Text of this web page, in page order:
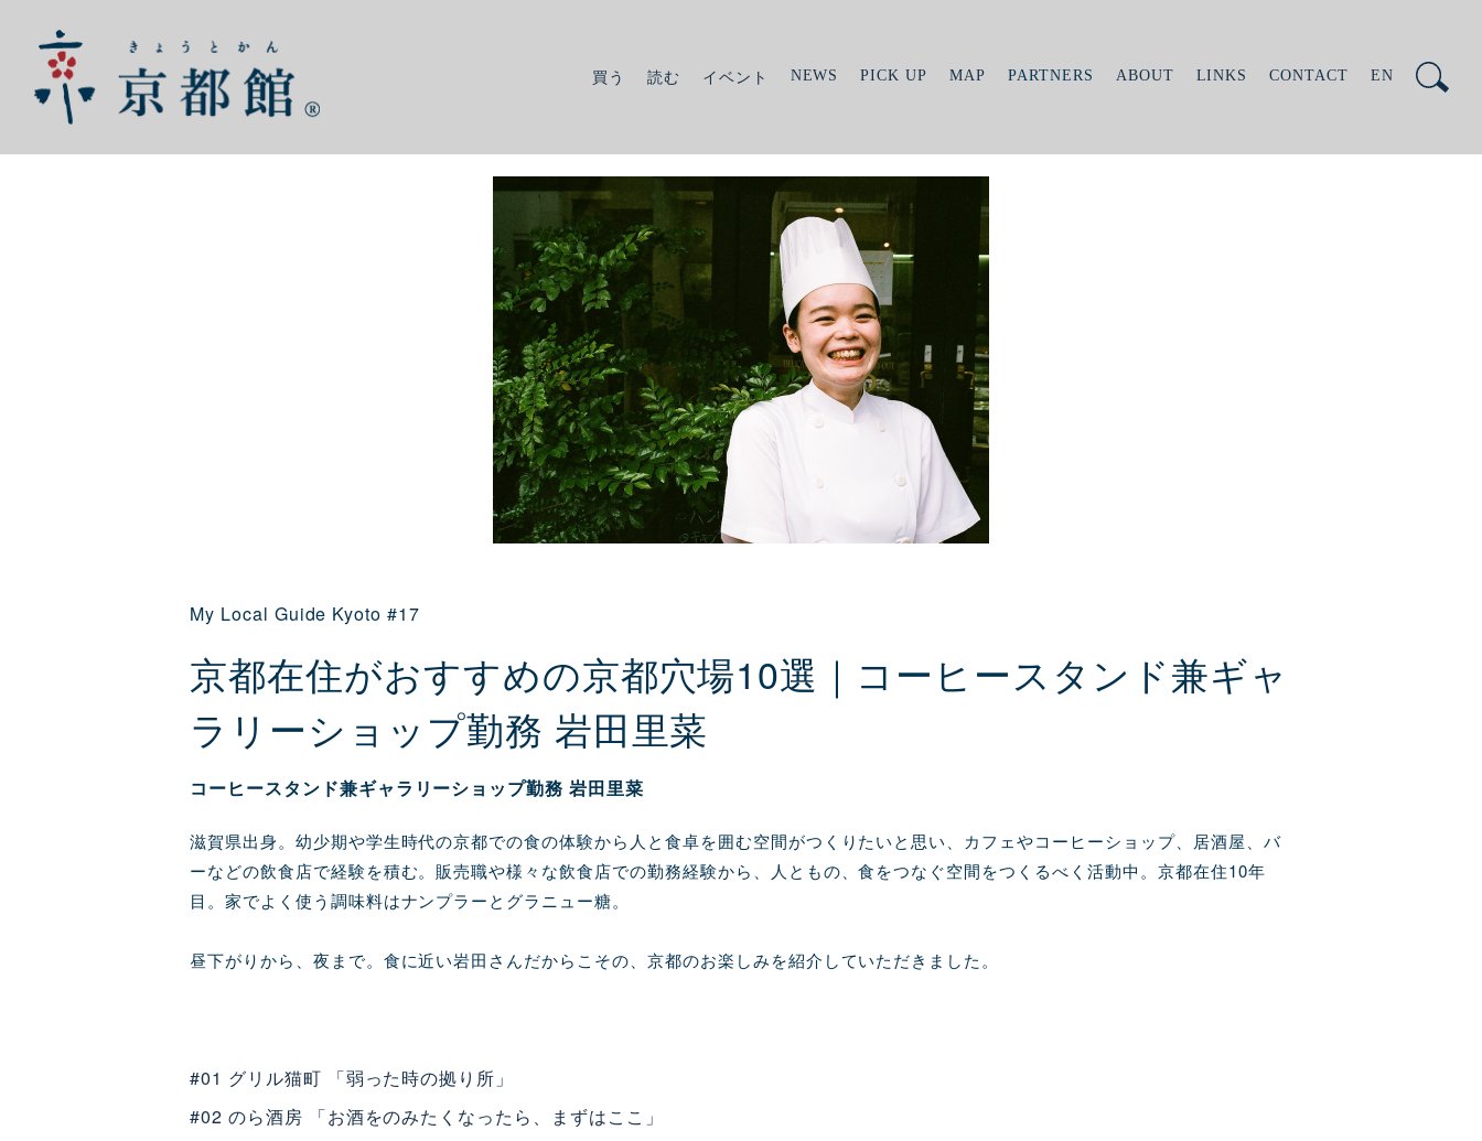
買う 読む イベント NEWS PICK UP MAP PARTNERS ABOUT LINKS CONTACT EN
My Local Guide Kyoto #17
京都在住がおすすめの京都穴場10選｜コーヒースタンド兼ギャ
ラリーショップ勤務 岩田里菜
コーヒースタンド兼ギャラリーショップ勤務 岩田里菜
滋賀県出身。幼少期や学生時代の京都での食の体験から人と食卓を囲む空間がつくりたいと思い、カフェやコーヒーショップ、居酒屋、バ
ーなどの飲食店で経験を積む。販売職や様々な飲食店での勤務経験から、人ともの、食をつなぐ空間をつくるべく活動中。京都在住10年
目。家でよく使う調味料はナンプラーとグラニュー糖。
昼下がりから、夜まで。食に近い岩田さんだからこその、京都のお楽しみを紹介していただきました。
#01 グリル猫町 「弱った時の拠り所」
#02 のら酒房 「お酒をのみたくなったら、まずはここ」